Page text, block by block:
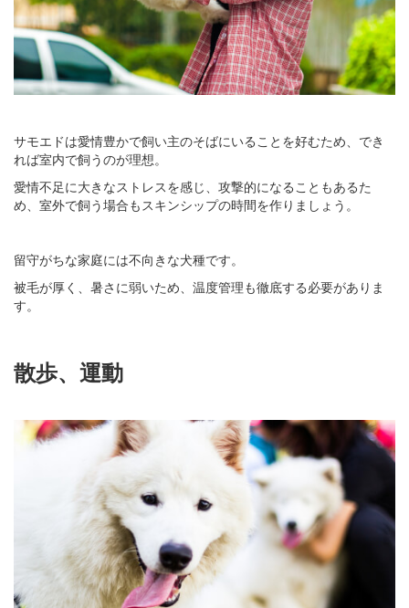
サモエドは愛情豊かで飼い主のそばにいることを好むため、でき
れば室内で飼うのが理想。
愛情不足に大きなストレスを感じ、攻撃的になることもあるた
め、室外で飼う場合もスキンシップの時間を作りましょう。
留守がちな家庭には不向きな犬種です。
被毛が厚く、暑さに弱いため、温度管理も徹底する必要がありま
す。
散歩、運動